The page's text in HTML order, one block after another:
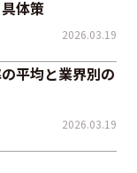
体策
2026.03.19
平均と業界別の
2026.03.19